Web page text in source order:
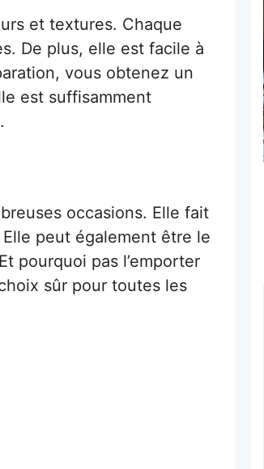
et textures. Chaque
De plus, elle est facile à
vous obtenez un
est suffisamment
occasions. Elle fait
peut également être le
pourquoi pas l’emporter
sûr pour toutes les